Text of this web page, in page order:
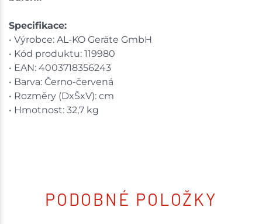
Specifikace:
• Výrobce: AL-KO Geräte GmbH
• Kód produktu: 119980
• EAN: 4003718356243
• Barva: Černo-červená
• Rozměry (DxŠxV): cm
• Hmotnost: 32,7 kg
PODOBNÉ POLOŽKY